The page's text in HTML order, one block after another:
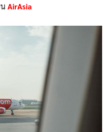
AirAsia